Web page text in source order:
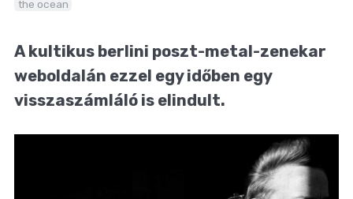
BLOG
the ocean
A kultikus berlini poszt-metal-zenekar
weboldalán ezzel egy időben egy
visszaszámláló is elindult.